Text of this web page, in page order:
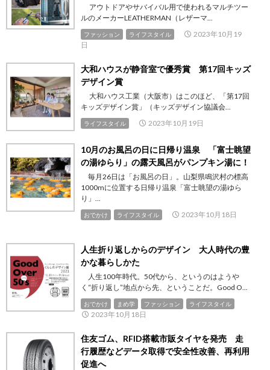
アウトドアやサバイバル用で使われるマルチツー
ルのメーカーLEATHERMAN（レザーマ...
ファッション ライフスタイル
2023年10月19
日
大和ハウスが静音室で優秀賞 第17回キッズ
デザイン賞
大和ハウス工業（大阪市）はこのほど、「第17回
キッズデザイン賞」（キッズデザイン協議会...
ライフスタイル 2023年10月19日
10月のお風呂の日に日帰り温泉 「富士眺望
の湯ゆらり」の露天風呂がパンプキン湯に！
毎月26日は「お風呂の日」。山梨県鳴沢村の標高
1000mに位置する日帰り温泉「富士眺望の湯ゆら
り」...
おでかけ ライフスタイル 2023年10月18日
人生折り返しからのデザイン 大人時代の豊
かな暮らしかた
人生100年時代。50代から、というのはようや
く“折り返し”地点から先、ということだ。Good O...
おでかけ まめ学 ファッション ライフスタイル
2023年10月18日
住友ゴム、RFID搭載市販タイヤを発売 走
行履歴などデータ取得で安全性改善、再利用
促進へ